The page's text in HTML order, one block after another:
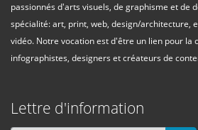
passionnés d'arts visuels, de graphisme et de
spécialité: art, print, web, design/architecture,
vidéo. Notre vocation est d'être un lien pour la
infographistes, designers et créateurs de
Lettre d'information